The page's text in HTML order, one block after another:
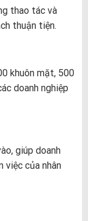
thao tác và
thuận tiện.
khuôn mặt, 500
doanh nghiệp
giúp doanh
việc của nhân